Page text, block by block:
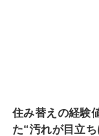
住み替えの経験
た“汚れが目立